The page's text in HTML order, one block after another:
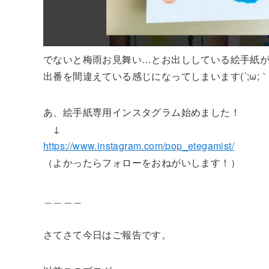
でないと梅雨お見舞い…とお出ししている絵手紙
出番を間違えている感じになってしまいます(´;ω;
あ、絵手紙専用インスタグラム始めました！
↓
https://www.instagram.com/pop_etegamist/
（よかったらフォローをおねがいします！）
さてさて今日はご報告です。